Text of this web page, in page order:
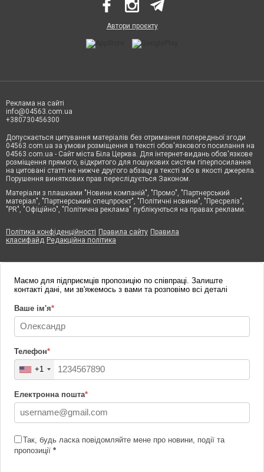
Автори проєкту
Реклама на сайті
info@04563.com.ua
+380730456300
Допускається цитування матеріалів без отримання попередньої згоди
04563.com.ua за умови розміщення в тексті обов'язкового посилання на
04563.com.ua - Сайт міста Біла Церква. Для інтернет-видань обов'язкове
розміщення прямого, відкритого для пошукових систем гіперпосилання
на цитовані статті не нижче другого абзацу в тексті або в якості джерела.
Порушення виняткових прав переслідується Законом.
Матеріали з плашками "Новини компаній", "Промо", "Партнерський
матеріал", "Партнерський спецпроєкт", "Політичні новини", "Пресреліз",
"PR", "Офіційно", "Політична реклама" публікуються на правах реклами.
Політика конфіденційності Правила сайту Правила
класифайд Редакційна політика
Маємо для підприємців пропозицію по співпраці. Залиште
контакті дані, ми зв'яжемось з вами та розповімо всі деталі
Ваше ім'я*
Телефон*
+1
Електронна пошта*
Так, будь ласка повідомляйте мене про новини, події та
пропозиції *